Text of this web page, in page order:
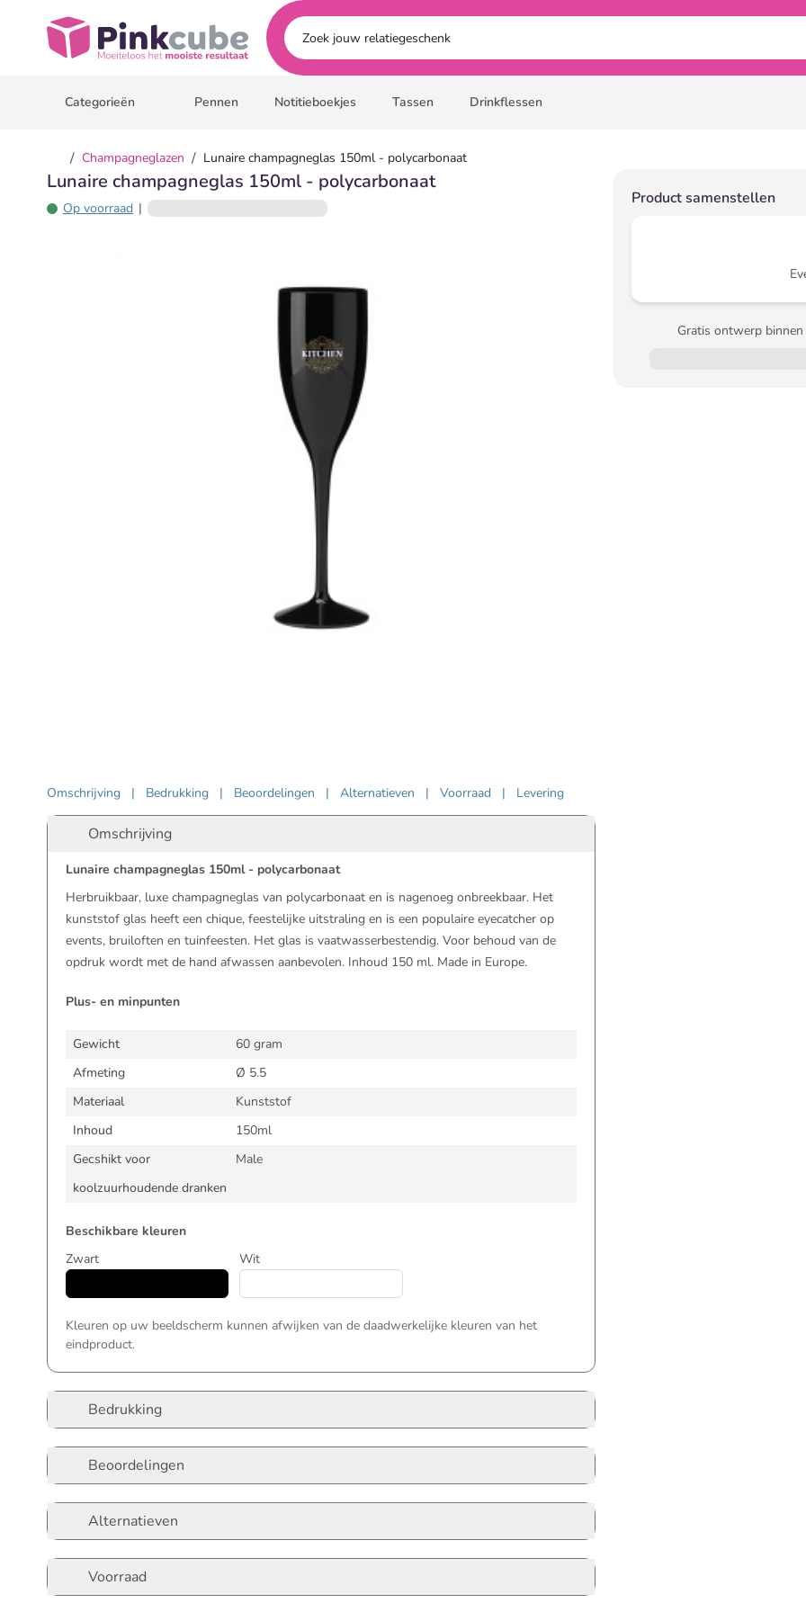
Pinkcube
Categorieën Pennen Notitieboekjes Tassen Drinkflessen
/ Champagneglazen / Lunaire champagneglas 150ml - polycarbonaat
Lunaire champagneglas 150ml - polycarbonaat
Op voorraad |
Product samenstellen
Gratis ontwerp binnen
Omschrijving | Bedrukking | Beoordelingen | Alternatieven | Voorraad | Levering
Omschrijving
Lunaire champagneglas 150ml - polycarbonaat
Herbruikbaar, luxe champagneglas van polycarbonaat en is nagenoeg onbreekbaar. Het
kunststof glas heeft een chique, feestelijke uitstraling en is een populaire eyecatcher op
events, bruiloften en tuinfeesten. Het glas is vaatwasserbestendig. Voor behoud van de
opdruk wordt met de hand afwassen aanbevolen. Inhoud 150 ml. Made in Europe.
Plus- en minpunten
Gewicht
60 gram
Afmeting
Ø 5.5
Materiaal
Kunststof
Inhoud
150ml
Gecshikt voor
koolzuurhoudende dranken
Male
Beschikbare kleuren
Zwart
Wit
Kleuren op uw beeldscherm kunnen afwijken van de daadwerkelijke kleuren van het
eindproduct.
Bedrukking
Beoordelingen
Alternatieven
Voorraad